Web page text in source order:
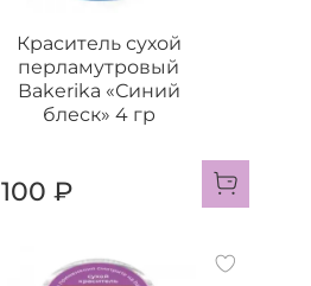
Краситель сухой
перламутровый
Ваkerikа «Синий
блеск» 4 гр
100 ₽